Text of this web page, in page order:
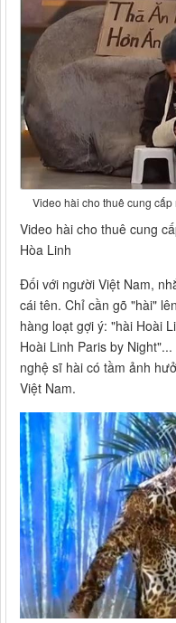
Video hài cho thuê cung
Video hài cho thuê cung
Hòa Linh
Đối với người Việt Nam,
cái tên. Chỉ cần gõ "hài"
hàng loạt gợi ý: "hài Hoài
Hoài Linh Paris by
nghệ sĩ hài có tầm ảnh
Việt Nam.